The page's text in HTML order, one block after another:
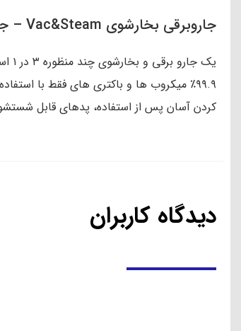
جاروبرقی بخارشوی Vac&Steam – جاروبرقی – بخارشوی
۹۹.۹٪ میکروب ها و باکتری های فقط با
کردن آسان پس از استفاده، پدهای قابل
دیدگاه کاربران